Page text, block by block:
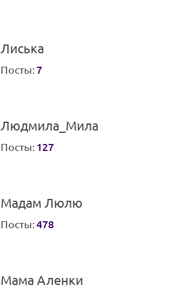
Лиська
Посты: 7
Людмила_Мила
Посты: 127
Мадам Люлю
Посты:478
Мама Аленки